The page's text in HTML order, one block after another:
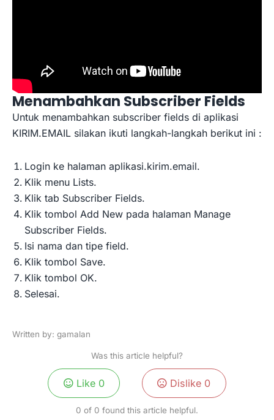
Menambahkan Subscriber Fields
Untuk menambahkan subscriber fields di aplikasi
KIRIM.EMAIL silakan ikuti langkah-langkah berikut ini :
Login ke halaman aplikasi.kirim.email.
Klik menu Lists.
Klik tab Subscriber Fields.
Klik tombol Add New pada halaman Manage
Subscriber Fields.
Isi nama dan tipe field.
Klik tombol Save.
Klik tombol OK.
Selesai.
Written by: gamalan
Was this article helpful?
Like 0 Dislike 0
0 of 0 found this article helpful.